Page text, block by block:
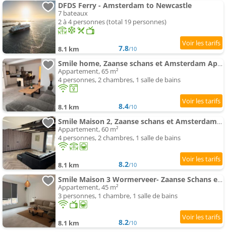
DFDS Ferry - Amsterdam to Newcastle
7 bateaux
2 à 4 personnes (total 19 personnes)
8.1 km 7.8/10
Smile home, Zaanse schans et Amsterdam Appartements
Appartement, 65 m²
4 personnes, 2 chambres, 1 salle de bains
8.1 km 8.4/10
Smile Maison 2, Zaanse schans et Amsterdam Appartements
Appartement, 60 m²
4 personnes, 2 chambres, 1 salle de bains
8.1 km 8.2/10
Smile Maison 3 Wormerveer- Zaanse Schans en Amsterdam appartements
Appartement, 45 m²
3 personnes, 1 chambre, 1 salle de bains
8.1 km 8.2/10